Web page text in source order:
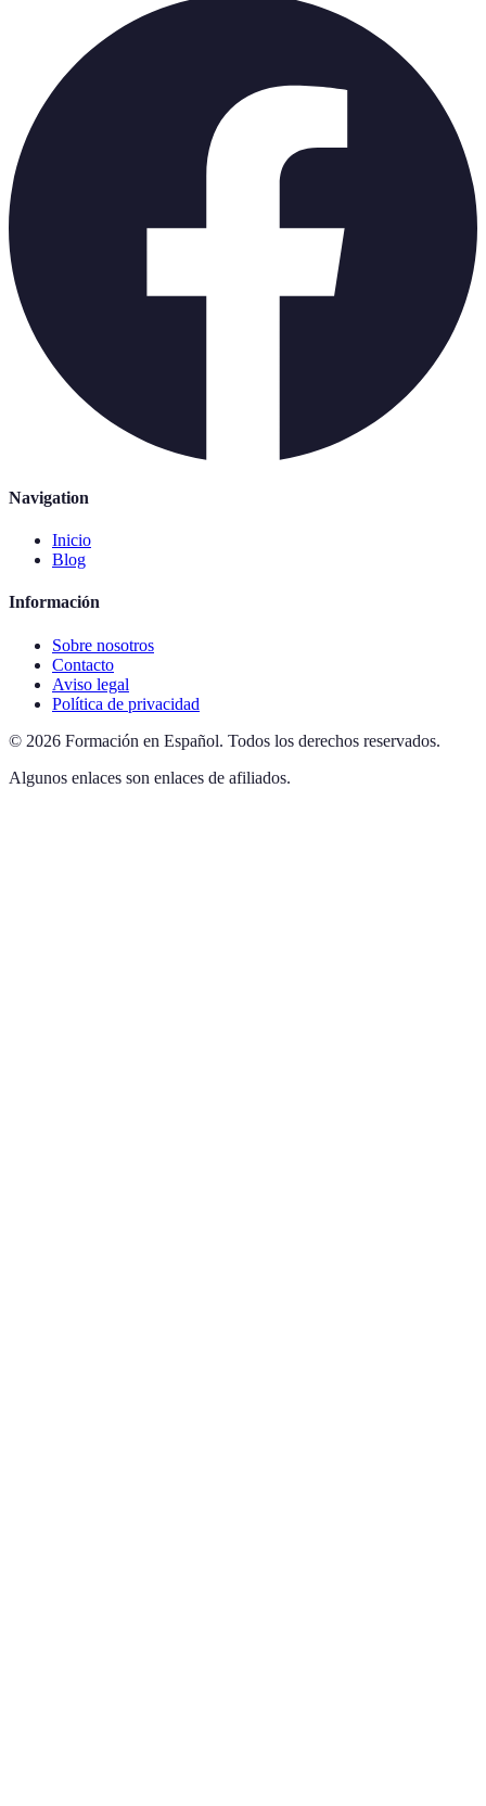
Navigation
Inicio
Blog
Información
Sobre nosotros
Contacto
Aviso legal
Política de privacidad
© 2026 Formación en Español. Todos los derechos reservados.
Algunos enlaces son enlaces de afiliados.